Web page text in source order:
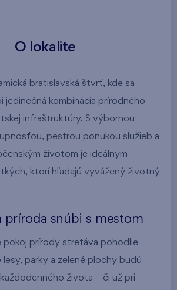
O lokalite
bratislavská štvrť, kde sa
jedinečná kombinácia prírodného
infraštruktúry. S výbornou
pestrou ponukou služieb a
životom je ideálnym
ktorí hľadajú vyvážený životný
príroda snúbi s mestom
pokoj prírody stretáva pohodlie
lesy, parky a zelené plochy budú
života – či už pri